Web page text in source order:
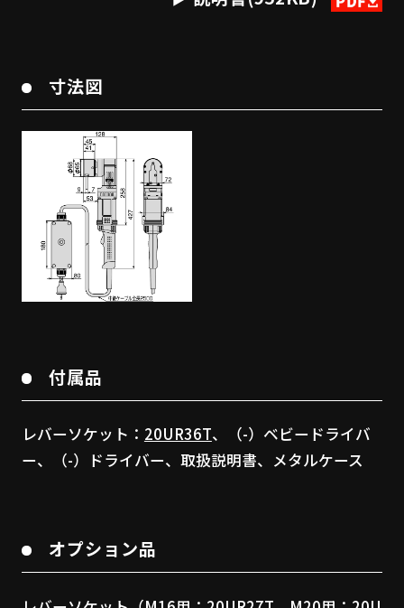
寸法図
付属品
レバーソケット： 20UR36T、（-）ベビードライバ
ー、（-）ドライバー、取扱説明書、メタルケース
オプション品